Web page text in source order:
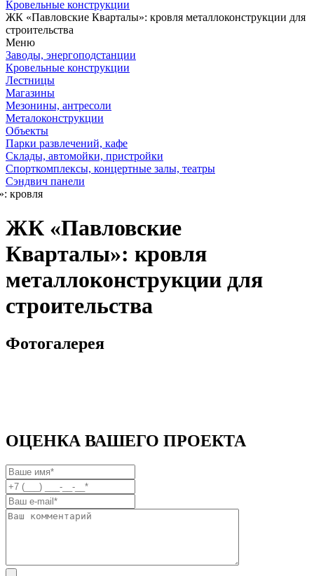
Кровельные конструкции
ЖК «Павловские Кварталы»: кровля металлоконструкции для
строительства
Меню
Заводы, энергоподстанции
Кровельные конструкции
Лестницы
Магазины
Мезонины, антресоли
Металоконструкции
Объекты
Парки развлечений, кафе
Склады, автомойки, пристройки
Спорткомплексы, концертные залы, театры
Сэндвич панели
ЖК «Павловские
Кварталы»: кровля
металлоконструкции для
строительства
Фотогалерея
ОЦЕНКА ВАШЕГО ПРОЕКТА